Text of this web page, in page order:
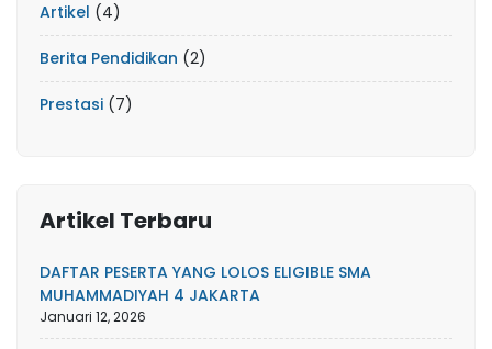
Artikel (4)
Berita Pendidikan (2)
Prestasi (7)
Artikel Terbaru
DAFTAR PESERTA YANG LOLOS ELIGIBLE SMA
MUHAMMADIYAH 4 JAKARTA
Januari 12, 2026